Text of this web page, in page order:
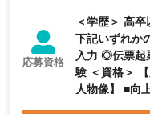
応募資格
＜学歴＞ 高卒以上 ＜業務経験＞ 【必
下記いずれ
入力 ◎伝票起票 【歓迎業務経験】 ○会計事
験 ＜資格＞ 【必須資格】 ◎日商簿記2級 【求める
人物像】 ■向